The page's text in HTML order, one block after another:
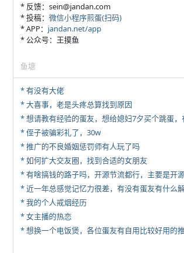
* 反馈：sein@jandan.com
* 投稿： 微信小程序煎蛋(扫码)
* APP： jandan.net/app
* 公众号：王摸鱼
鱼塘
* 有没有大佬
* 大喜事，老是头疼总算找到原因
* 侄子被骗彩礼了，30w
* 推广的不良婚姻惩罚师有人玩了吗
* 如何扩大交友圈，找到合适的女朋友
* 近一年总感觉记忆力很差，有没有蛋友有什么
* 我的个人戒烟经历
* 女主播的热恋
* 想换一个电饭煲，各位蛋友有自用比较好用的推